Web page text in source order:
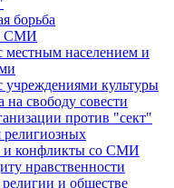
борьба
СМИ
населением и
культуры
на свободу совести
против "сект"
и конфликты со СМИ
нравственности
и обществе